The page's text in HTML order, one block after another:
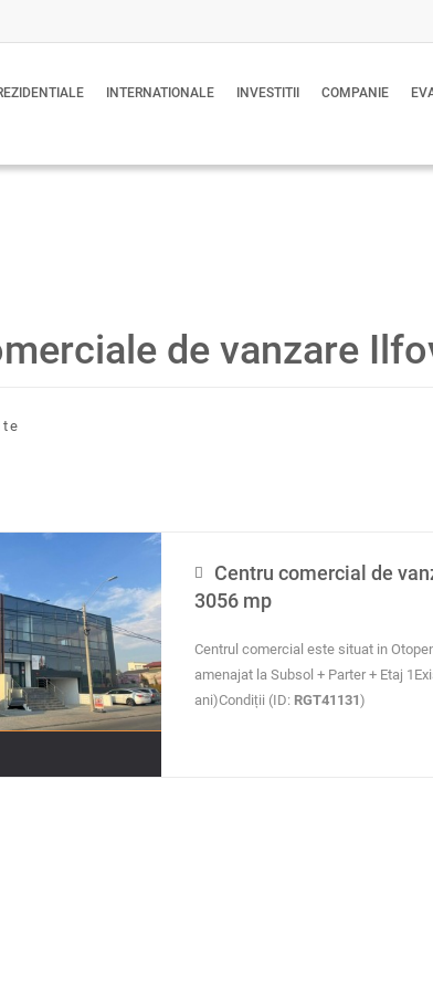
INTERNATIONALE INVESTITII COMPANIE
de vanzare
available
Centru comercial de
3056 mp
Centrul comercial este situat in
amenajat la Subsol + Parter + Etaj
ani)Condiții (ID: RGT41131)